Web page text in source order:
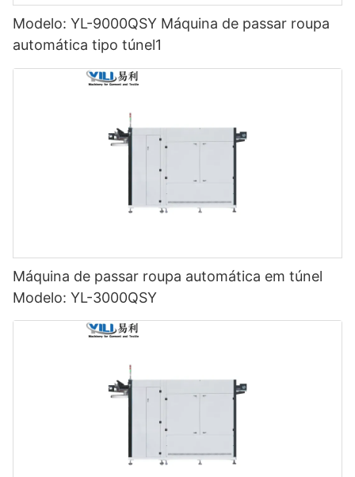
Modelo: YL-9000QSY Máquina de passar roupa
automática tipo túnel1
Máquina de passar roupa automática em túnel
Modelo: YL-3000QSY